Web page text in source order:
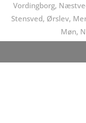
Vordingborg,
Stensved, Ørslev,
Møn,